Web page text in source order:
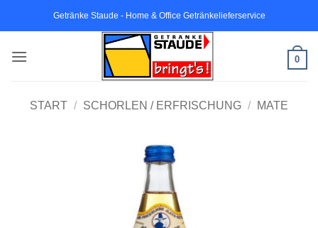
Getränke Staude - Home & Office Getränkelieferservice
0
START / SCHORLEN / ERFRISCHUNG / MATE